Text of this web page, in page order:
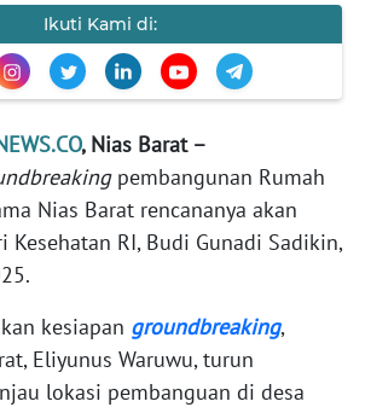
Ikuti Kami di:
, Nias Barat –
pembangunan Rumah
Nias Barat rencananya akan
RI, Budi Gunadi Sadikin,
kesiapan groundbreaking,
Eliyunus Waruwu, turun
lokasi pembanguan di desa